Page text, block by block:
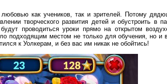
как учеников, так и зрителей. Потому
творческого развития детей и обустроить в
проводиться уроки прямо на открытом
подходящим местом не только для обучения, но и
к Уолкерам, и без вас им никак не обойтись!